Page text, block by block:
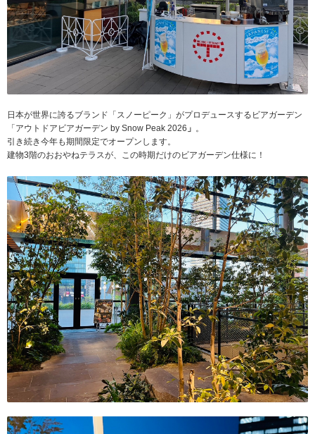
日本が世界に誇るブランド「スノーピーク」がプロデュースするビアガーデン
「アウトドアビアガーデン by Snow Peak 2026 」 。
引き続き今年も期間限定でオープンします。
建物3階のおおやねテラスが、この時期だけのビアガーデン仕様に！